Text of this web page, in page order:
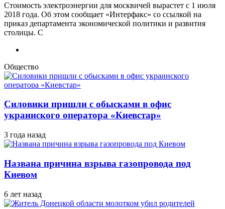
Стоимость электроэнергии для москвичей вырастет с 1 июля
2018 года. Об этом сообщает «Интерфакс» со ссылкой на
приказ департамента экономической политики и развития
столицы. С
Общество
Силовики пришли с обысками в офис
украинского оператора «Киевстар»
3 года назад
Названа причина взрыва газопровода под
Киевом
6 лет назад